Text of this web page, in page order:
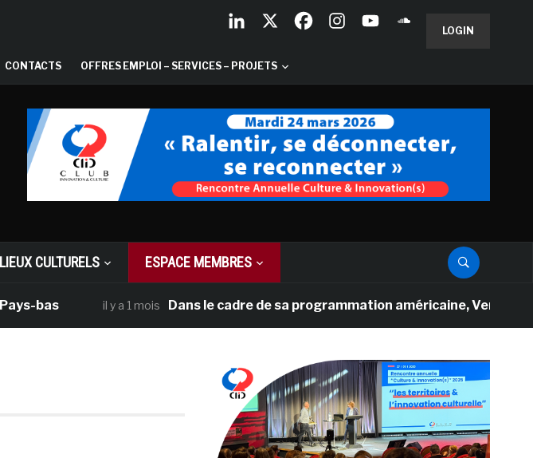
LOGIN
CONTACTS OFFRES EMPLOI – SERVICES – PROJETS
LIEUX CULTURELS ESPACE MEMBRES
il y a 1 mois Dans le cadre de sa programmation américaine, Versailles